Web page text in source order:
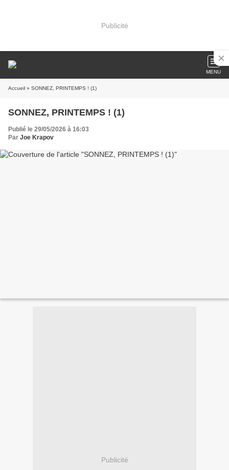
Publicité
MENU
Accueil » SONNEZ, PRINTEMPS ! (1)
SONNEZ, PRINTEMPS ! (1)
Publié le 29/05/2026 à 16:03
Par Joe Krapov
Publicité